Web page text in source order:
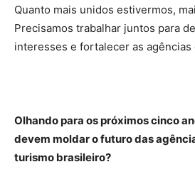
Quanto mais unidos estivermos,
Precisamos trabalhar juntos para
interesses e fortalecer as agências
Olhando para os próximos cinco
devem moldar o futuro das
turismo brasileiro?